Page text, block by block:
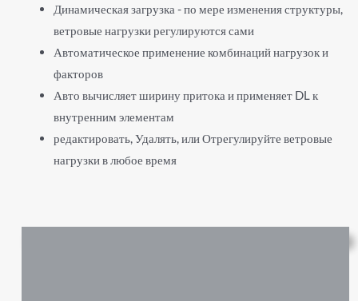
Динамическая загрузка - по мере изменения структуры,
ветровые нагрузки регулируются сами
Автоматическое применение комбинаций нагрузок и
факторов
Авто вычисляет ширину притока и применяет DL к
внутренним элементам
редактировать, Удалять, или Отрегулируйте ветровые
нагрузки в любое время